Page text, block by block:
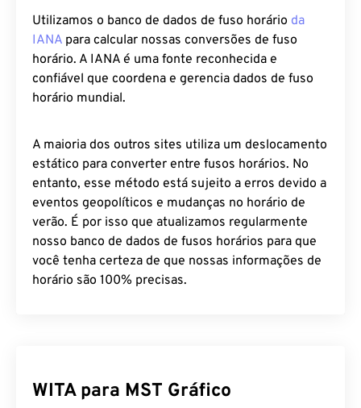
Utilizamos o banco de dados de fuso horário da
IANA para calcular nossas conversões de fuso
horário. A IANA é uma fonte reconhecida e
confiável que coordena e gerencia dados de fuso
horário mundial.
A maioria dos outros sites utiliza um deslocamento
estático para converter entre fusos horários. No
entanto, esse método está sujeito a erros devido a
eventos geopolíticos e mudanças no horário de
verão. É por isso que atualizamos regularmente
nosso banco de dados de fusos horários para que
você tenha certeza de que nossas informações de
horário são 100% precisas.
WITA para MST Gráfico